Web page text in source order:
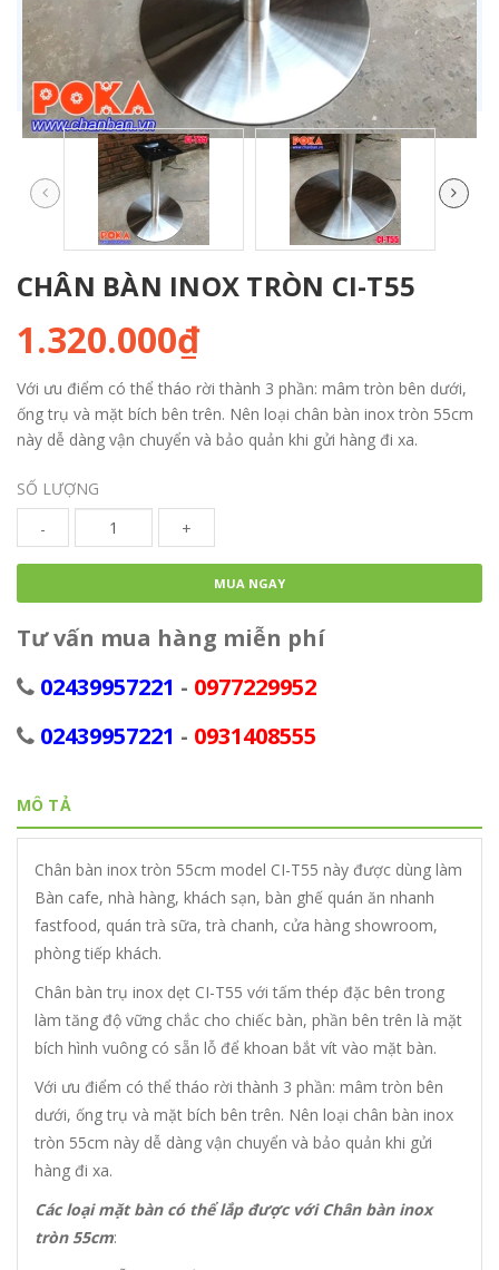
CHÂN BÀN INOX TRÒN CI-T55
1.320.000₫
Với ưu điểm có thể tháo rời thành 3 phần: mâm tròn bên dưới,
ống trụ và mặt bích bên trên. Nên loại chân bàn inox tròn 55cm
này dễ dàng vận chuyển và bảo quản khi gửi hàng đi xa.
SỐ LƯỢNG
-
+
MUA NGAY
Tư vấn mua hàng miễn phí
02439957221 - 0977229952
02439957221 - 0931408555
MÔ TẢ
Chân bàn inox tròn 55cm model CI-T55 này được dùng làm
Bàn cafe, nhà hàng, khách sạn, bàn ghế quán ăn nhanh
fastfood, quán trà sữa, trà chanh, cửa hàng showroom,
phòng tiếp khách.
Chân bàn trụ inox dẹt CI-T55 với tấm thép đặc bên trong
làm tăng độ vững chắc cho chiếc bàn, phần bên trên là mặt
bích hình vuông có sẵn lỗ để khoan bắt vít vào mặt bàn.
Với ưu điểm có thể tháo rời thành 3 phần: mâm tròn bên
dưới, ống trụ và mặt bích bên trên. Nên loại chân bàn inox
tròn 55cm này dễ dàng vận chuyển và bảo quản khi gửi
hàng đi xa.
Các loại mặt bàn có thể lắp được với Chân bàn inox
tròn 55cm: